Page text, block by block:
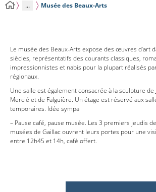
... Musée des Beaux-Arts
Le musée des Beaux-Arts expose des œuvres d’art
siècles, représentatifs des courants classiques,
impressionnistes et nabis pour la plupart réalisés
régionaux.
Une salle est également consacrée à la sculpture de
Mercié et de Falguière. Un étage est réservé aux
temporaires. Idée sympa
– Pause café, pause musée. Les 3 premiers jeudis
musées de Gaillac ouvrent leurs portes pour une
entre 12h45 et 14h, café offert.